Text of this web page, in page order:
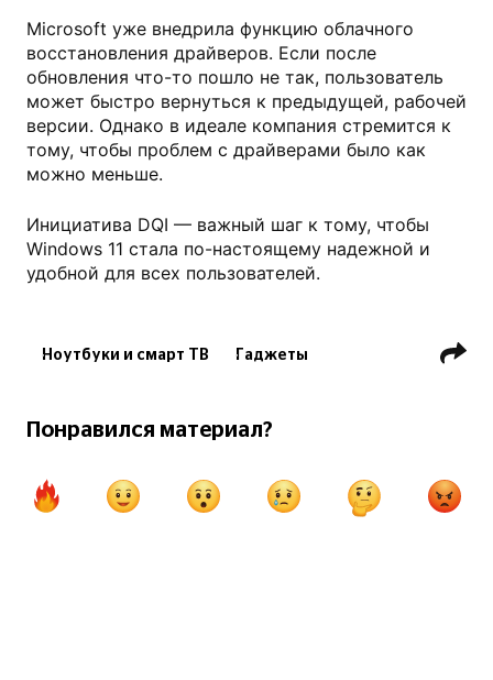
Microsoft уже внедрила функцию облачного
восстановления драйверов. Если после
обновления что-то пошло не так, пользователь
может быстро вернуться к предыдущей, рабочей
версии. Однако в идеале компания стремится к
тому, чтобы проблем с драйверами было как
можно меньше.
Инициатива DQI — важный шаг к тому, чтобы
Windows 11 стала по-настоящему надежной и
удобной для всех пользователей.
Ноутбуки и смарт ТВ Гаджеты
Понравился материал?